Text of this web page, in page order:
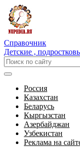
Справочник
Детские ,
Россия
Казахстан
Беларусь
Кыргызстан
Азербайджан
Узбекистан
Реклама на